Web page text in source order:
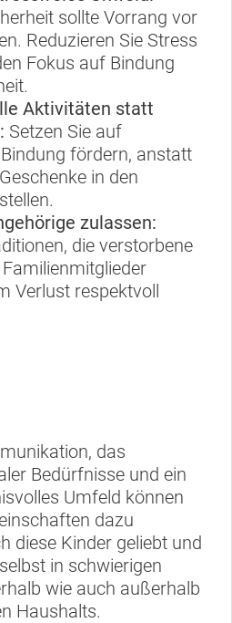
sollte Vorrang vor
Reduzieren Sie Stress
Fokus auf Bindung
Aktivitäten statt
Setzen Sie auf
fördern, anstatt
in den
zulassen:
die verstorbene
Verlust respektvoll
das
Bedürfnisse und ein
Umfeld können
dazu
diese Kinder geliebt und
in schwierigen
wie auch außerhalb
Haushalts.